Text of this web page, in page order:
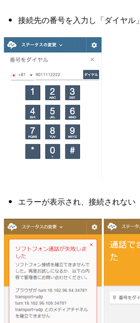
接続先の番号を入力し「ダイヤル
エラーが表示され、接続されない